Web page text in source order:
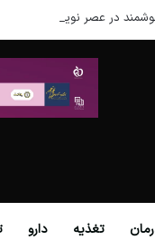
در عصر نوین
تغذیه دارو